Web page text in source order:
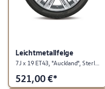
Leichtmetallfelge
7J x 19 ET43, "Auckland", Sterlingsilber
521,00€*